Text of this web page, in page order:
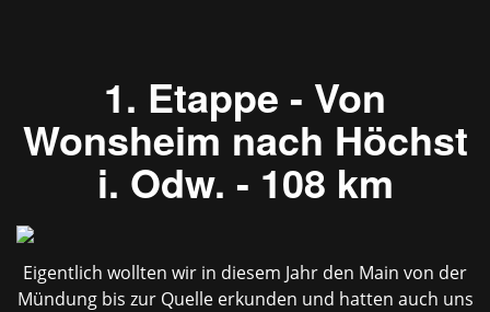
1. Etappe - Von
Wonsheim nach Höchst
i. Odw. - 108 km
Eigentlich wollten wir in diesem Jahr den Main von der
Mündung bis zur Quelle erkunden und hatten auch uns